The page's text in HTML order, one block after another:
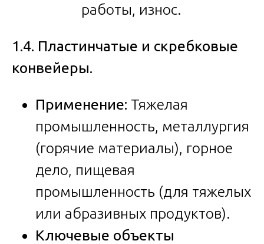
работы, износ.
1.4. Пластинчатые и скребковые
конвейеры.
Применение: Тяжелая
промышленность, металлургия
(горячие материалы), горное
дело, пищевая
промышленность (для тяжелых
или абразивных продуктов).
Ключевые объекты